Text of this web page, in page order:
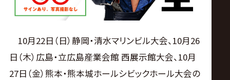
ン
グ・
ノ
10月22日（日）静岡・清水マリンビル大会、10月26
日（木）広島・立広島産業会館 西展示館大会、10月
27日（金）熊本・熊本城ホールシビックホール大会の